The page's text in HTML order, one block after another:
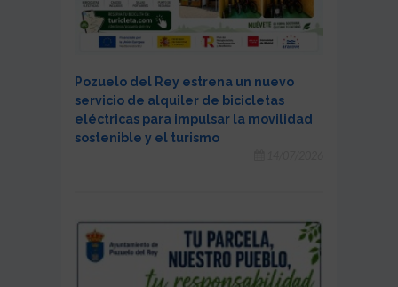
Pozuelo del Rey estrena un nuevo
servicio de alquiler de bicicletas
eléctricas para impulsar la movilidad
sostenible y el turismo